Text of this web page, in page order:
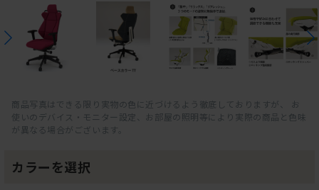
商品写真はできる限り実物の色に近づけるよう徹底しておりますが、 お
使いのデバイス・モニター設定、お部屋の照明等により実際の商品と色味
が異なる場合がございます。
カラーを選択